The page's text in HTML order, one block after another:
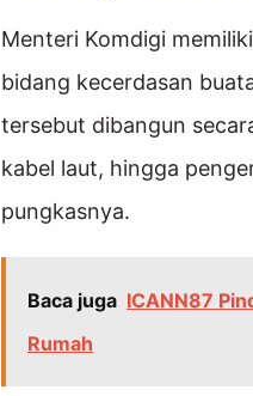
Menteri Komdigi
bidang kecerdasan
tersebut dibangun
kabel laut, hingga
pungkasnya.
Baca juga ICANN87
Rumah